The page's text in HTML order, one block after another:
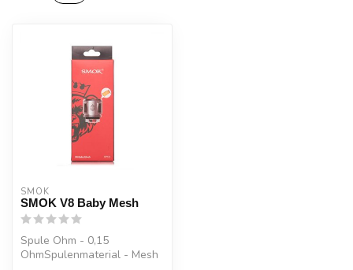
SMOK
SMOK V8 Baby Mesh
Spule Ohm - 0,15
OhmSpulenmaterial - Mesh